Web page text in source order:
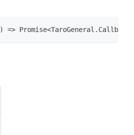
) => Promise<TaroGeneral .